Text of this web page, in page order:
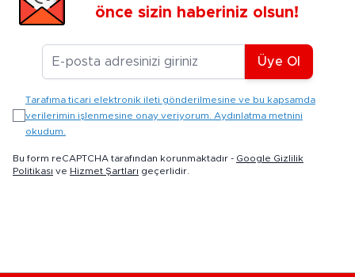
önce sizin haberiniz olsun!
E-posta Adresiniz
Üye Ol
Tarafıma ticari elektronik ileti gönderilmesine ve bu kapsamda
verilerimin işlenmesine onay veriyorum. Aydınlatma metnini
okudum.
Bu form reCAPTCHA tarafından korunmaktadır - Google Gizlilik
Politikası ve Hizmet Şartları geçerlidir.